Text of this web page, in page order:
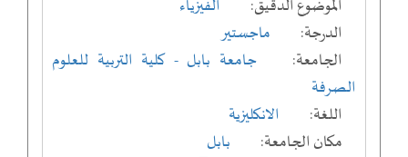
الموضوع الدقيق:
الفيزياء
الدرجة:
ماجستير
الجامعة:
جامعة بابل - كلية التربية للعلوم
الصرفة
اللغة:
الانكليزية
مكان الجامعة:
بابل